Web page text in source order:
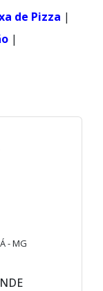
de Pizza |
|
- MG